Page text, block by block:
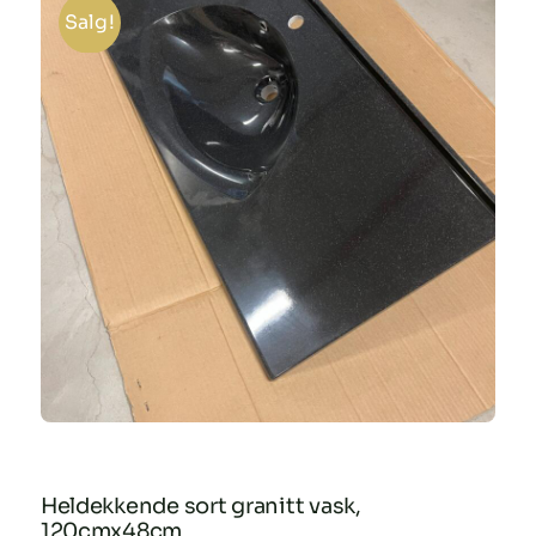
Salg!
Heldekkende sort granitt vask,